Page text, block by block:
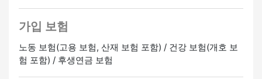
가입 보험
노동 보험(고용 보험, 산재 보험 포함) / 건강 보험(개호 보
험 포함) / 후생연금 보험